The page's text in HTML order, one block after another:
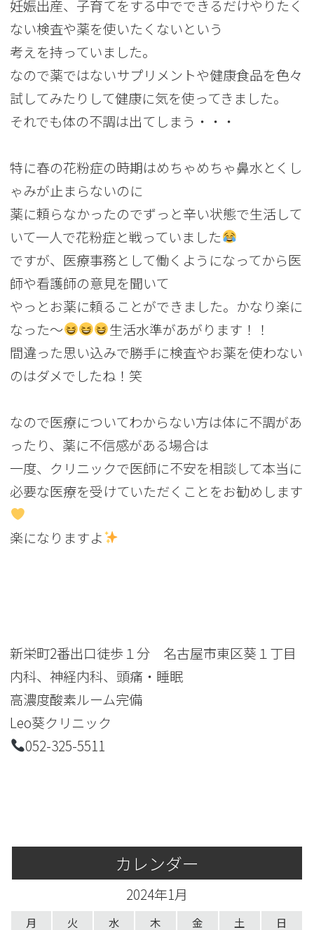
妊娠出産、子育てをする中でできるだけやりたく
ない検査や薬を使いたくないという
考えを持っていました。
なので薬ではないサプリメントや健康食品を色々
試してみたりして健康に気を使ってきました。
それでも体の不調は出てしまう・・・
特に春の花粉症の時期はめちゃめちゃ鼻水とくし
ゃみが止まらないのに
薬に頼らなかったのでずっと辛い状態で生活して
いて一人で花粉症と戦っていました
ですが、医療事務として働くようになってから医
師や看護師の意見を聞いて
やっとお薬に頼ることができました。かなり楽に
なった～
生活水準があがります！！
間違った思い込みで勝手に検査やお薬を使わない
のはダメでしたね！笑
なので医療についてわからない方は体に不調があ
ったり、薬に不信感がある場合は
一度、クリニックで医師に不安を相談して本当に
必要な医療を受けていただくことをお勧めします
楽になりますよ
新栄町2番出口徒歩１分 名古屋市東区葵１丁目
内科、神経内科、頭痛・睡眠
高濃度酸素ルーム完備
Leo葵クリニック
052-325-5511
カレンダー
2024年1月
月 火 水 木 金 土 日